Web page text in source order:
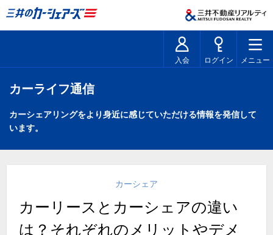
入会 ログイン メニュー
カーライフ通信
カーシェアリングをより身近に感じていただける情報を発信して
います。
カーシェア
カーリースとカーシェアの違い
は？それぞれのメリットやデメ